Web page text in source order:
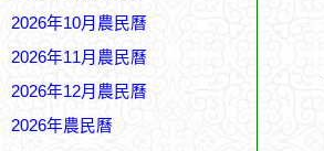
2026年10月農民曆
2026年11月農民曆
2026年12月農民曆
2026年農民曆